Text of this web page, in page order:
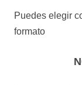
Puedes elegir
formato